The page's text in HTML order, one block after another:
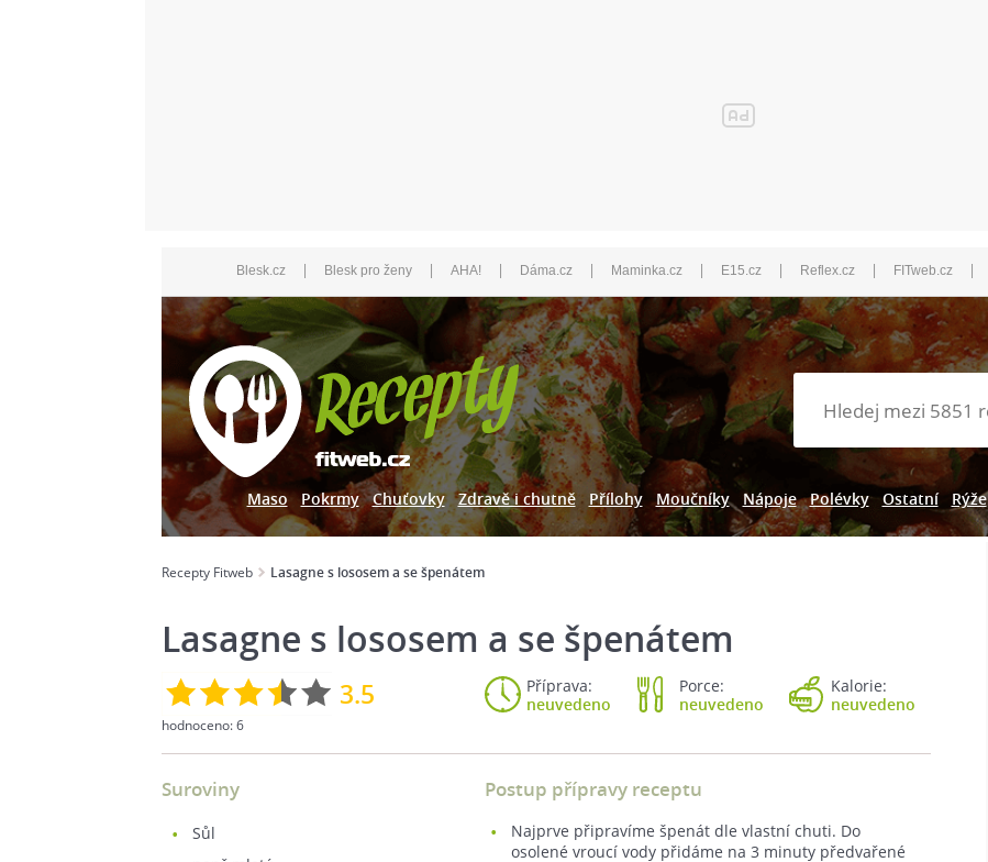
Blesk.cz | Blesk pro ženy | AHA! | Dáma.cz | Maminka.cz | E15.cz | Reflex.cz | FITweb.cz |
Maso Pokrmy Chuťovky Zdravě i chutně Přílohy Moučníky Nápoje Polévky Ostatní Rýže
Recepty Fitweb Lasagne s lososem a se špenátem
Lasagne s lososem a se špenátem
3.5
hodnoceno:6
Příprava:
neuvedeno
Porce:
neuvedeno
Kalorie:
neuvedeno
Suroviny
sůl
Postup přípravy receptu
Najprve připravíme špenát dle vlastní chuti. Do
osolené vroucí vody přidáme na 3 minuty předvařené